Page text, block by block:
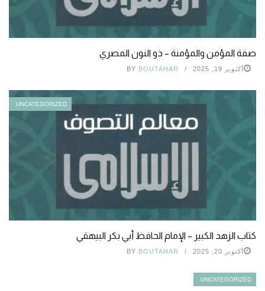
صفة المؤمن والمؤمنة – ذو النون المصري
أكتوبر 19, 2025 BY BOUTAHAR
UNCATEGORIZED
كتاب الزهد الكبير – الإمام الحافظ أبي بكر البيهقي
أكتوبر 20, 2025 BY BOUTAHAR
UNCATEGORIZED